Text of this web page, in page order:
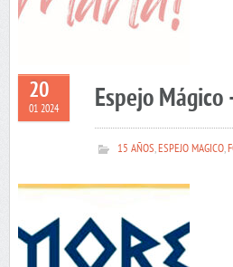
20
01 2024 Espejo Mágico
15 AÑOS,ESPEJO MAGICO,